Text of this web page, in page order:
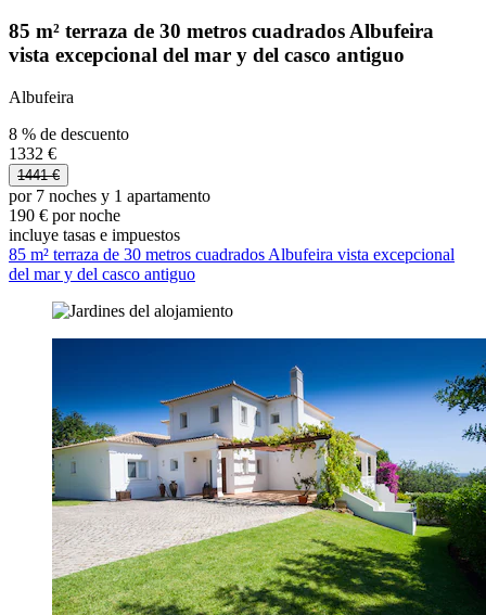
85 m² terraza de 30 metros cuadrados Albufeira
vista excepcional del mar y del casco antiguo
Albufeira
8 % de descuento
1332 €
1441 €
por 7 noches y 1 apartamento
190 € por noche
incluye tasas e impuestos
85 m² terraza de 30 metros cuadrados Albufeira vista excepcional
del mar y del casco antiguo